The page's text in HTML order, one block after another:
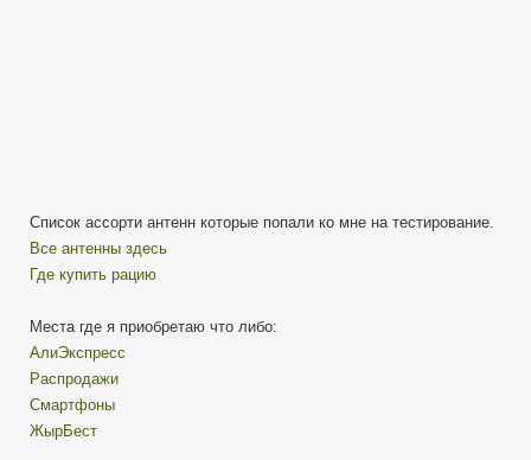
Список ассорти антенн которые попали ко мне на тестирование.
Все антенны здесь
Где купить рацию
Места где я приобретаю что либо:
АлиЭкспресс
Распродажи
Смартфоны
ЖырБест